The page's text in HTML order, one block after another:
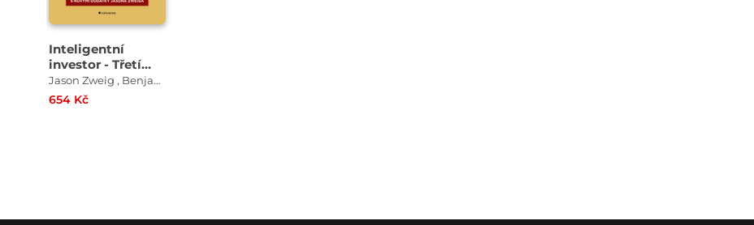
Inteligentní
investor - Třetí
vydání
Jason Zweig , Benjamin Graham
654 Kč